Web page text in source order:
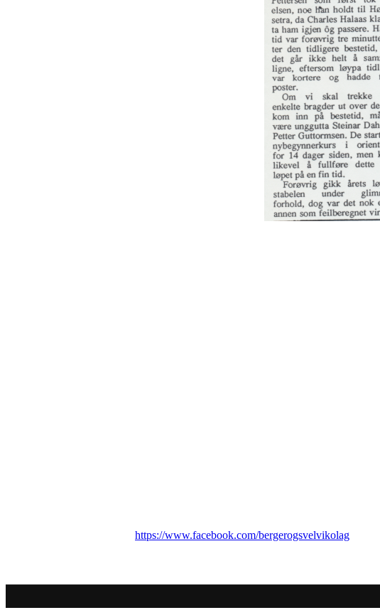
https://www.facebook.com/bergerogsvelvikolag